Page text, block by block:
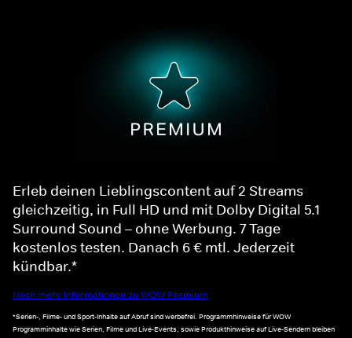
Erleb deinen Lieblingscontent auf 2 Streams
gleichzeitig, in Full HD und mit Dolby Digital 5.1
Surround Sound – ohne Werbung. 7 Tage
kostenlos testen. Danach 6 € mtl. Jederzeit
kündbar.*
Noch mehr Informationen zu WOW Premium
*Serien-, Filme- und Sport-Inhalte auf Abruf sind werbefrei. Programmhinweise für WOW
Programminhalte wie Serien, Filme und Live-Events, sowie Produkthinweise auf Live-Sendern bleiben